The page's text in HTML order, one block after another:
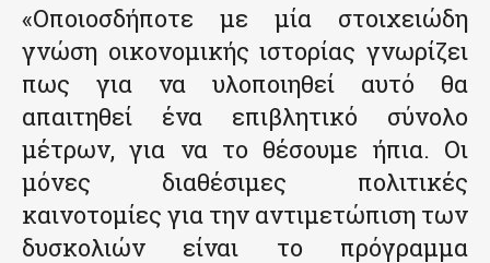
«Οποιοσδήποτε με μία στοιχειώδη
γνώση οικονομικής ιστορίας γνωρίζει
πως για να υλοποιηθεί αυτό θα
απαιτηθεί ένα επιβλητικό σύνολο
μέτρων, για να το θέσουμε ήπια. Οι
μόνες διαθέσιμες πολιτικές
καινοτομίες για την αντιμετώπιση των
δυσκολιών είναι το πρόγραμμα